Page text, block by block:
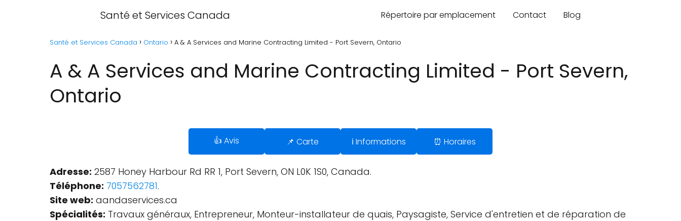
Santé et Services Canada Répertoire par emplacement Contact Blog
Santé et Services Canada Ontario A & A Services and Marine Contracting Limited - Port Severn, Ontario
A & A Services and Marine Contracting Limited - Port Severn,
Ontario
👍 Avis 📌 Carte ℹ️ Informations ⏰ Horaires
Adresse: 2587 Honey Harbour Rd RR 1, Port Severn, ON L0K 1S0, Canada.
Téléphone: 7057562781.
Site web: aandaservices.ca
Spécialités: Travaux généraux, Entrepreneur, Monteur-installateur de quais, Paysagiste, Service d'entretien et de réparation de